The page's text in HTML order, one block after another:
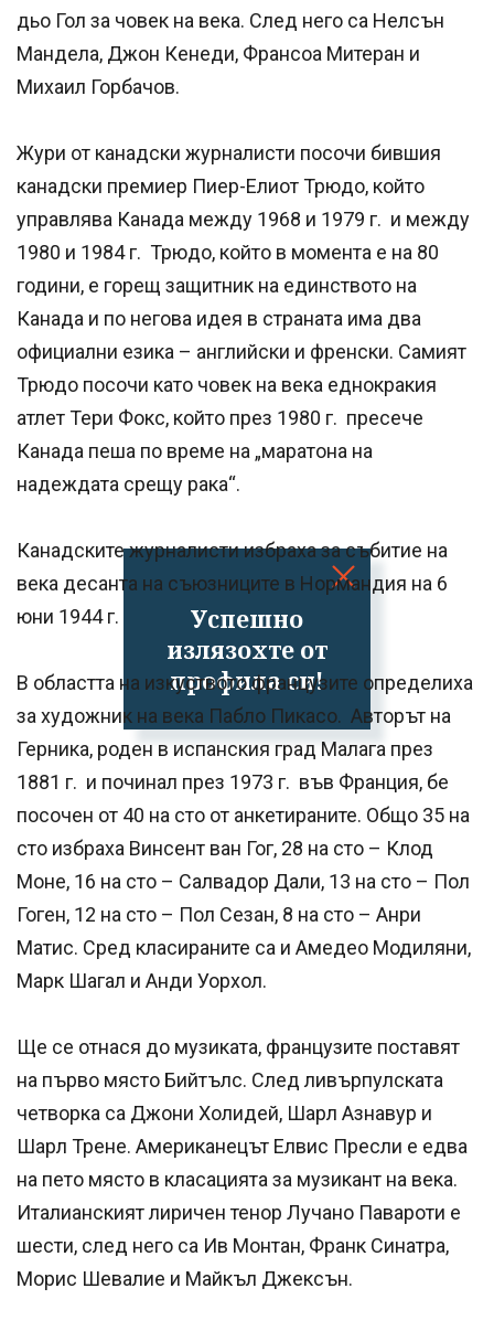
Успешно
излязохте от
профила си!
дьо Гол за човек на века. След него са Нелсън
Мандела, Джон Кенеди, Франсоа Митеран и
Михаил Горбачов.
Жури от канадски журналисти посочи бившия
канадски премиер Пиер-Елиот Трюдо, който
управлява Канада между 1968 и 1979 г. и между
1980 и 1984 г. Трюдо, който в момента е на 80
години, е горещ защитник на единството на
Канада и по негова идея в страната има два
официални езика – английски и френски. Самият
Трюдо посочи като човек на века еднокракия
атлет Тери Фокс, който през 1980 г. пресече
Канада пеша по време на „маратона на
надеждата срещу рака“.
Канадските журналисти избраха за събитие на
века десанта на съюзниците в Нормандия на 6
юни 1944 г.
В областта на изкуството французите определиха
за художник на века Пабло Пикасо. Авторът на
Герника, роден в испанския град Малага през
1881 г. и починал през 1973 г. във Франция, бе
посочен от 40 на сто от анкетираните. Общо 35 на
сто избраха Винсент ван Гог, 28 на сто – Клод
Моне, 16 на сто – Салвадор Дали, 13 на сто – Пол
Гоген, 12 на сто – Пол Сезан, 8 на сто – Анри
Матис. Сред класираните са и Амедео Модиляни,
Марк Шагал и Анди Уорхол.
Ще се отнася до музиката, французите поставят
на първо място Бийтълс. След ливърпулската
четворка са Джони Холидей, Шарл Азнавур и
Шарл Трене. Американецът Елвис Пресли е едва
на пето място в класацията за музикант на века.
Италианският лиричен тенор Лучано Павароти е
шести, след него са Ив Монтан, Франк Синатра,
Морис Шевалие и Майкъл Джексън.